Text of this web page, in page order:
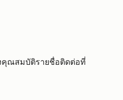
คุณสมบัติรายชื่อติดต่อที่